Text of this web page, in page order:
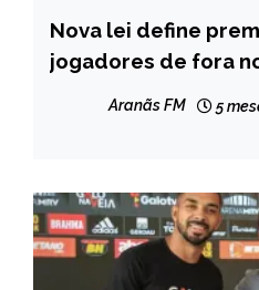
CAPELINHA
ESPORTES
NOTÍCIAS
Nova lei define
jogadores de fora
Aranãs FM 5